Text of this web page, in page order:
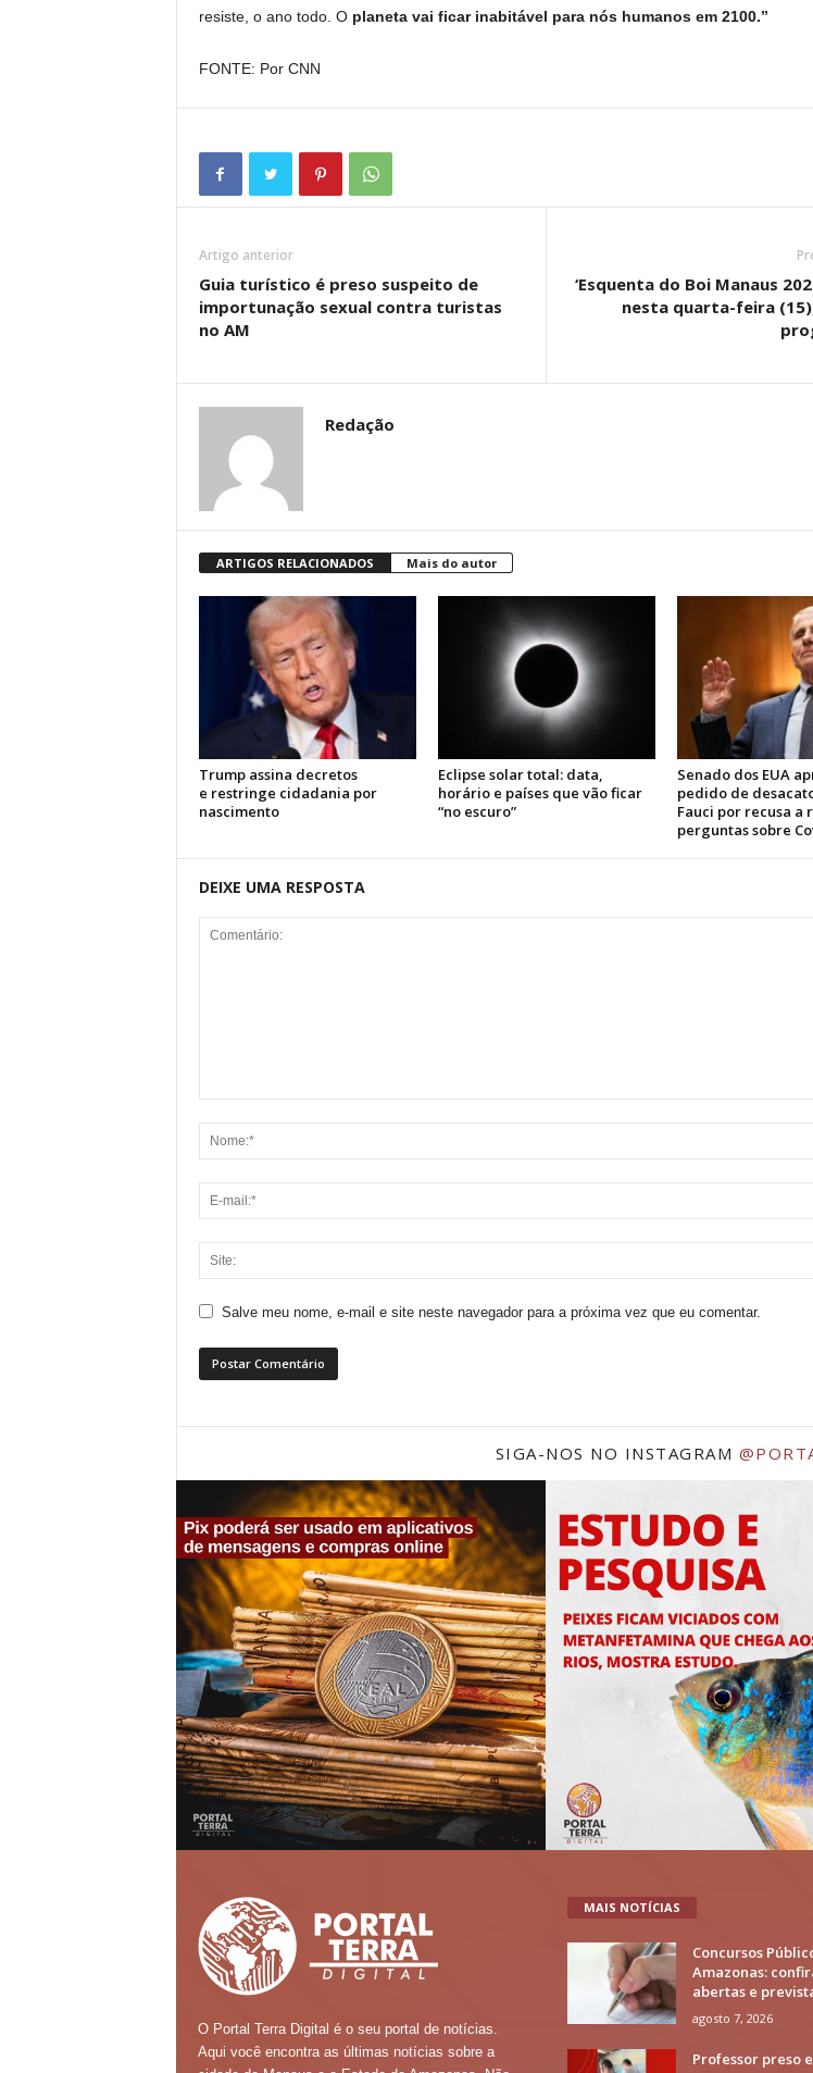
resiste, o ano todo. O planeta vai ficar inabitável para nós humanos em 2100.”
FONTE: Por CNN
Artigo anterior
Guia turístico é preso suspeito de
importunação sexual contra turistas
no AM
‘Esquenta do Boi Manaus
nesta quarta-feira
Redação
ARTIGOS RELACIONADOS Mais do autor
Trump assina decretos
e restringe cidadania por
nascimento
Eclipse solar total: data,
horário e países que vão ficar
“no escuro”
Senado dos EUA
pedido de
Fauci por recusa a
perguntas sobre
DEIXE UMA RESPOSTA
Salve meu nome, e-mail e site neste navegador para a próxima vez que eu comentar.
SIGA-NOS NO INSTAGRAM
O Portal Terra Digital é o seu portal de notícias.
Aqui você encontra as últimas notícias sobre a
MAIS NOTÍCIAS
Concursos
Amazonas:
abertas e
agosto 7, 2026
Professor preso